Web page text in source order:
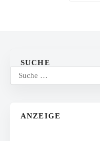
SUCHE
ANZEIGE